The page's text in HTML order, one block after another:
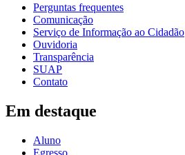
Perguntas frequentes
Comunicação
Serviço de Informação ao Cidadão
Ouvidoria
Transparência
SUAP
Contato
Em destaque
Aluno
Egresso